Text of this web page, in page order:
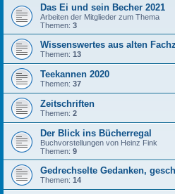
Das Ei und sein Becher 2021
Arbeiten der Mitglieder zum Thema
Themen: 3
Wissenswertes aus alten
Themen: 13
Teekannen 2020
Themen: 37
Zeitschriften
Themen: 2
Der Blick ins Bücherregal
Buchvorstellungen von Heinz Fink
Themen: 9
Gedrechselte Gedanken,
Themen: 14